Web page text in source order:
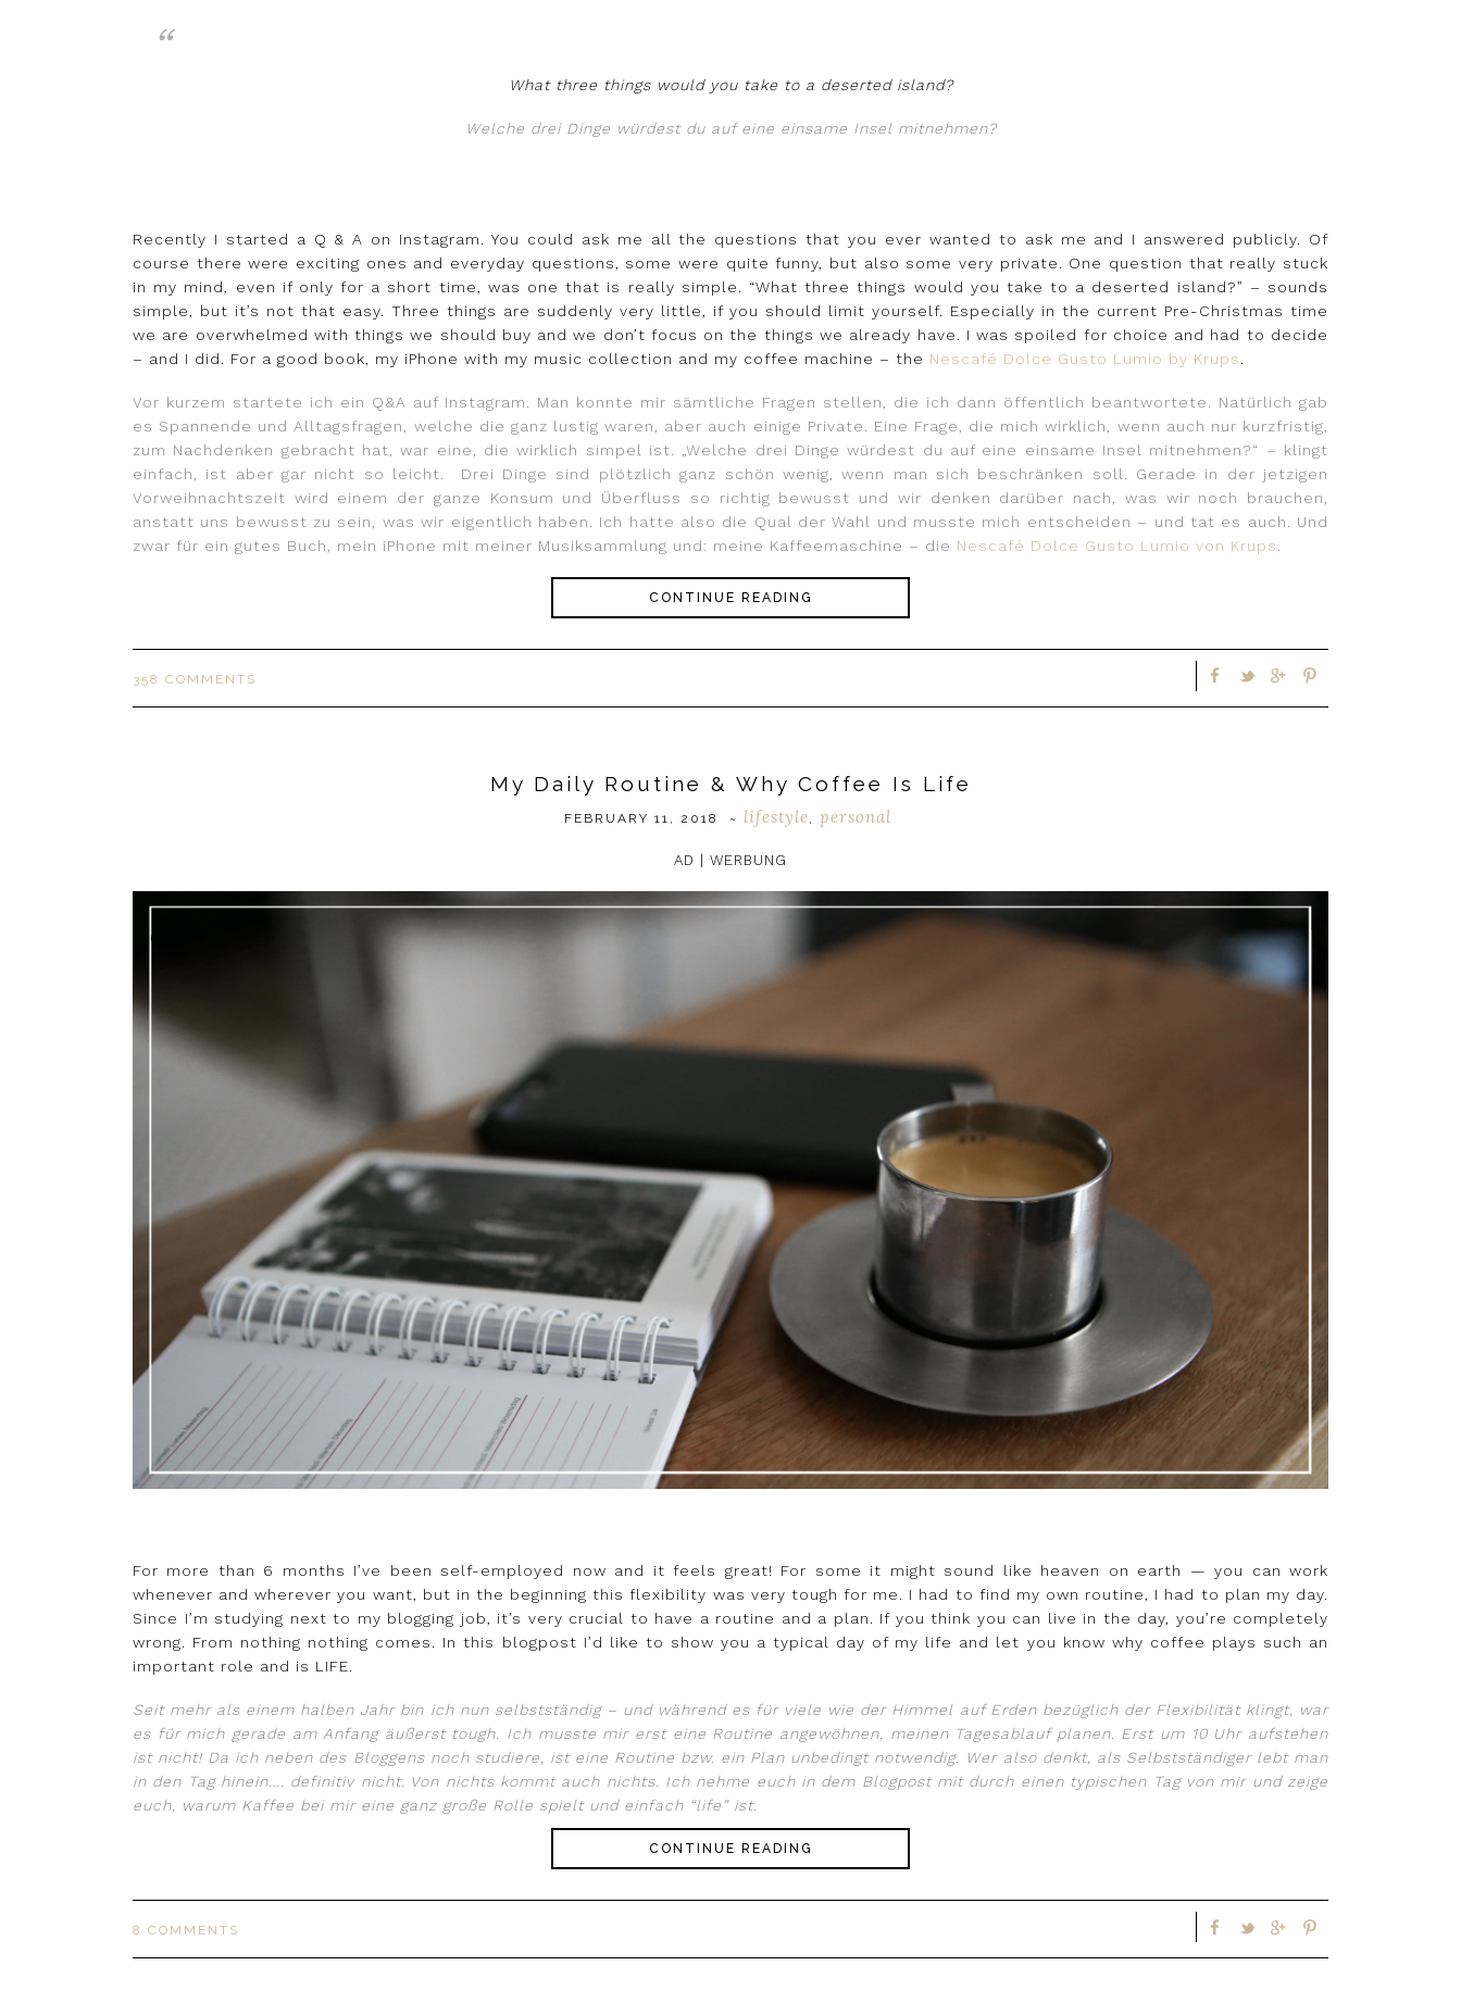
What three things would you take to a deserted island?
Welche drei Dinge würdest du auf eine einsame Insel mitnehmen?
Recently I started a Q & A on Instagram. You could ask me all the questions that you ever wanted to ask me and I answered publicly. Of
course there were exciting ones and everyday questions, some were quite funny, but also some very private. One question that really stuck
in my mind, even if only for a short time, was one that is really simple. “What three things would you take to a deserted island?” – sounds
simple, but it’s not that easy. Three things are suddenly very little, if you should limit yourself. Especially in the current Pre-Christmas time
we are overwhelmed with things we should buy and we don’t focus on the things we already have. I was spoiled for choice and had to decide
– and I did. For a good book, my iPhone with my music collection and my coffee machine – the Nescafé Dolce Gusto Lumio by Krups.
Vor kurzem startete ich ein Q&A auf Instagram. Man konnte mir sämtliche Fragen stellen, die ich dann öffentlich beantwortete. Natürlich gab
es Spannende und Alltagsfragen, welche die ganz lustig waren, aber auch einige Private. Eine Frage, die mich wirklich, wenn auch nur kurzfristig,
zum Nachdenken gebracht hat, war eine, die wirklich simpel ist. „Welche drei Dinge würdest du auf eine einsame Insel mitnehmen?“ – klingt
einfach, ist aber gar nicht so leicht.
Drei Dinge sind plötzlich ganz schön wenig, wenn man sich beschränken soll. Gerade in der jetzigen
Vorweihnachtszeit wird einem der ganze Konsum und Überfluss so richtig bewusst und wir denken darüber nach, was wir noch brauchen,
anstatt uns bewusst zu sein, was wir eigentlich haben. Ich hatte also die Qual der Wahl und musste mich entscheiden – und tat es auch. Und
zwar für ein gutes Buch, mein iPhone mit meiner Musiksammlung und: meine Kaffeemaschine – die Nescafé Dolce Gusto Lumio von Krups
CONTINUE READING
358 COMMENTS
My Daily Routine & Why Coffee Is Life
FEBRUARY 11, 2018 ~ lifestyle, personal
AD | WERBUNG
For more than 6 months I’ve been self-employed now and it feels great! For some it might sound like heaven on earth — you can work
whenever and wherever you want, but in the beginning this flexibility was very tough for me. I had to find my own routine, I had to plan my day.
Since I’m studying next to my blogging job, it’s very crucial to have a routine and a plan. If you think you can live in the day, you’re completely
wrong. From nothing nothing comes. In this blogpost I’d like to show you a typical day of my life and let you know why coffee plays such an
important role and is LIFE.
Seit mehr als einem halben Jahr bin ich nun selbstständig – und während es für viele wie der Himmel auf Erden bezüglich der Flexibilität klingt, war
es für mich gerade am Anfang äußerst tough. Ich musste mir erst eine Routine angewöhnen, meinen Tagesablauf planen. Erst um 10 Uhr aufstehen
ist nicht! Da ich neben des Bloggens noch studiere, ist eine Routine bzw. ein Plan unbedingt notwendig. Wer also denkt, als Selbstständiger lebt man
in den Tag hinein…. definitiv nicht. Von nichts kommt auch nichts. Ich nehme euch in dem Blogpost mit durch einen typischen Tag von mir und zeige
euch, warum Kaffee bei mir eine ganz große Rolle spielt und einfach “life” ist.
CONTINUE READING
8 COMMENTS